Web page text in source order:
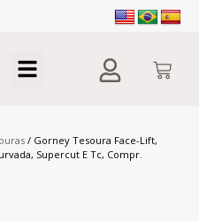
/ Gorney Tesoura Face-Lift,
Supercut E Tc, Compr.